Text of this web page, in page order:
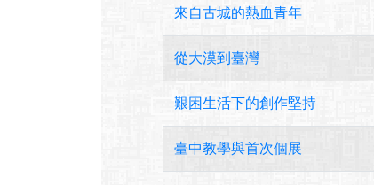
來自古城的熱血青年
從大漠到臺灣
艱困生活下的創作堅持
臺中教學與首次個展